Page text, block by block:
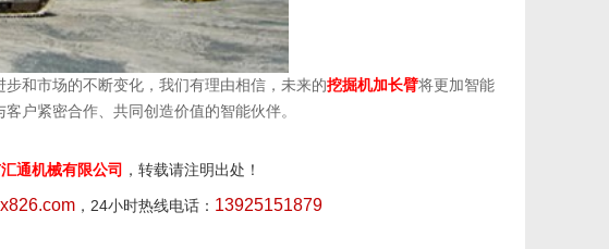
和市场的不断变化，我们有理由相信，未来的挖掘机加长臂将更加智能
户紧密合作、共同创造价值的智能伙伴。
通机械有限公司 ，转载请注明出处！
.com， 24小时热线电话： 13925151879